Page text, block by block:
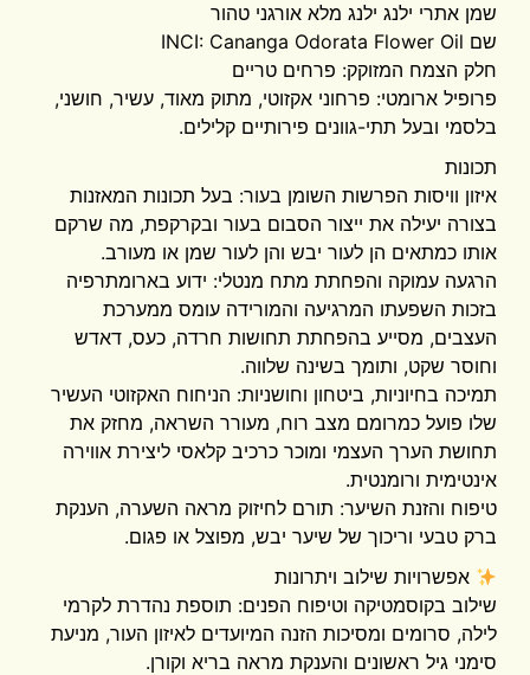
שמן אתרי ילנג ילנג מלא אורגני טהור
​שם INCI: Cananga Odorata Flower Oil
​חלק הצמח המזוקק: פרחים טריים
​פרופיל ארומטי: פרחוני אקזוטי, מתוק מאוד, עשיר, חושני,
בלסמי ובעל תתי-גוונים פירותיים קלילים.
​תכונות
​איזון וויסות הפרשות השומן בעור: בעל תכונות המאזנות
בצורה יעילה את ייצור הסבום בעור ובקרקפת, מה שרקם
אותו כמתאים הן לעור יבש והן לעור שמן או מעורב.
​הרגעה עמוקה והפחתת מתח מנטלי: ידוע בארומתרפיה
בזכות השפעתו המרגיעה והמורידה עומס ממערכת
העצבים, מסייע בהפחתת תחושות חרדה, כעס, דאדש
וחוסר שקט, ותומך בשינה שלווה.
​תמיכה בחיוניות, ביטחון וחושניות: הניחוח האקזוטי העשיר
שלו פועל כמרומם מצב רוח, מעורר השראה, מחזק את
תחושת הערך העצמי ומוכר כרכיב קלאסי ליצירת אווירה
אינטימית ורומנטית.
​טיפוח והזנת השיער: תורם לחיזוק מראה השערה, הענקת
ברק טבעי וריכוך של שיער יבש, מפוצל או פגום.
אפשרויות שילוב ויתרונות
​שילוב בקוסמטיקה וטיפוח הפנים: תוספת נהדרת לקרמי
לילה, סרומים ומסיכות הזנה המיועדים לאיזון העור, מניעת
סימני גיל ראשונים והענקת מראה בריא וקורן.